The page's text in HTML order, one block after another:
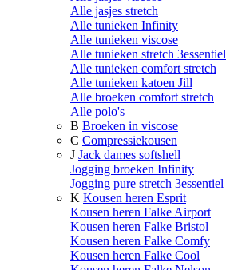
Alle jasjes stretch
Alle tunieken Infinity
Alle tunieken viscose
Alle tunieken stretch 3essentiel
Alle tunieken comfort stretch
Alle tunieken katoen Jill
Alle broeken comfort stretch
Alle polo's
B Broeken in viscose
C Compressiekousen
J Jack dames softshell
Jogging broeken Infinity
Jogging pure stretch 3essentiel
K Kousen heren Esprit
Kousen heren Falke Airport
Kousen heren Falke Bristol
Kousen heren Falke Comfy
Kousen heren Falke Cool